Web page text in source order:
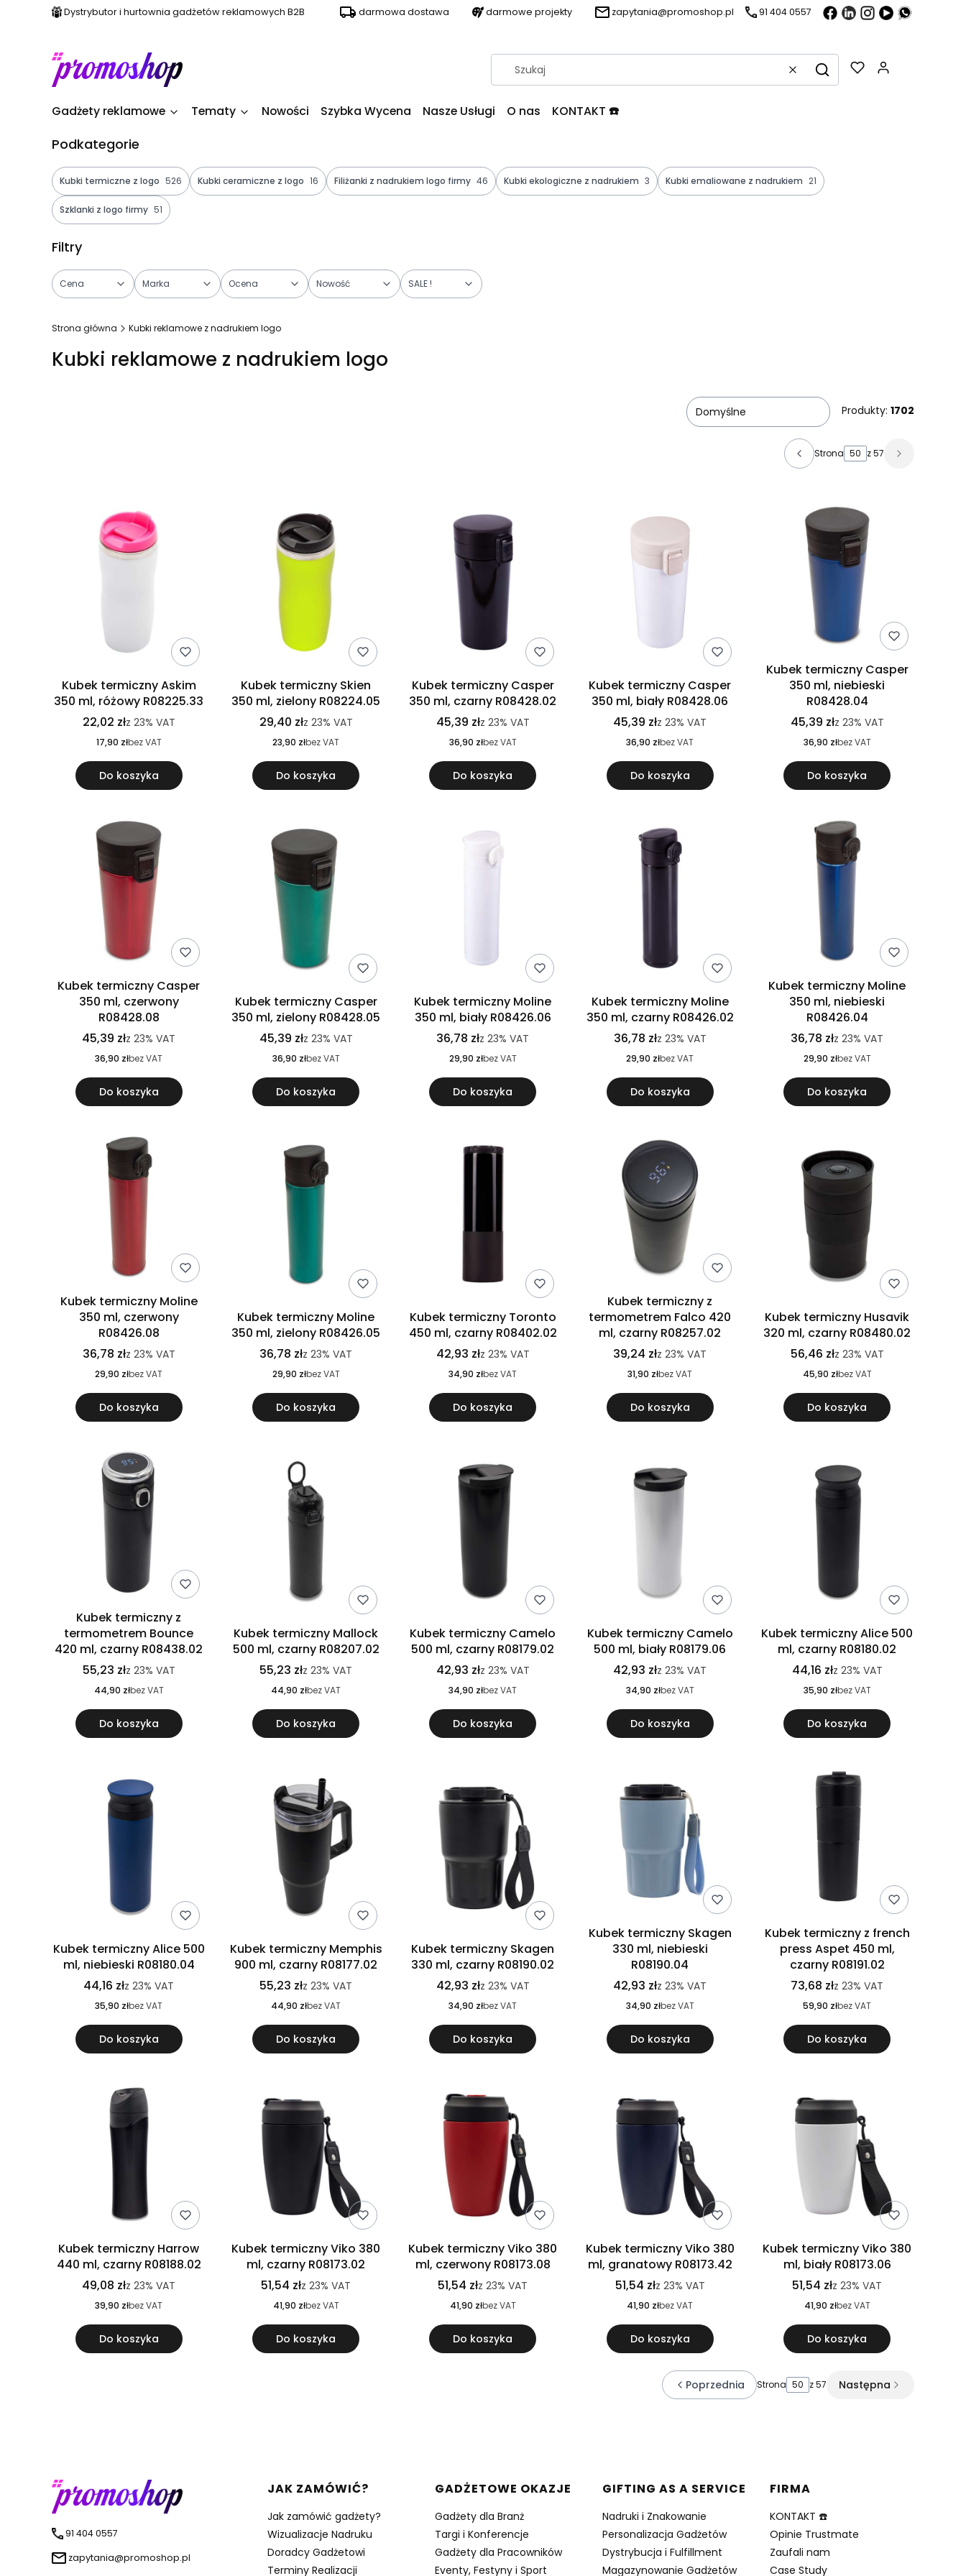
Dystrybutor i hurtownia gadżetów reklamowych B2B darmowa dostawa darmowe projekty zapytania@promoshop.pl 91 404 0557
WyczyśćSzukaj
Gadżety reklamowe Tematy Nowości Szybka Wycena Nasze Usługi O nas KONTAKT ☎️
Podkategorie
Kubki termiczne z logo 526 Kubki ceramiczne z logo 16 Filiżanki z nadrukiem logo firmy 46 Kubki ekologiczne z nadrukiem 3 Kubki emaliowane z nadrukiem 21
Szklanki z logo firmy 51
Filtry
Cena Marka Ocena Nowość SALE !
Strona główna Kubki reklamowe z nadrukiem logo
Kubki reklamowe z nadrukiem logo
Domyślne Produkty: 1702
Strona z 57
Kubek termiczny Askim
350 ml, różowy R08225.33
22,02 złz 23% VAT
17,90 złbez VAT
Do koszyka
Kubek termiczny Skien
350 ml, zielony R08224.05
29,40 złz 23% VAT
23,90 złbez VAT
Do koszyka
Kubek termiczny Casper
350 ml, czarny R08428.02
45,39 złz 23% VAT
36,90 złbez VAT
Do koszyka
Kubek termiczny Casper
350 ml, biały R08428.06
45,39 złz23% VAT
36,90 złbez VAT
Do koszyka
Kubek termiczny Casper
350 ml, niebieski
R08428.04
45,39 złz 23% VAT
36,90 złbez VAT
Do koszyka
Kubek termiczny Casper
350 ml, czerwony
R08428.08
45,39 złz23% VAT
36,90 złbez VAT
Do koszyka
Kubek termiczny Casper
350 ml, zielony R08428.05
45,39 złz 23% VAT
36,90 złbez VAT
Do koszyka
Kubek termiczny Moline
350 ml, biały R08426.06
36,78 złz23% VAT
29,90 złbez VAT
Do koszyka
Kubek termiczny Moline
350 ml, czarny R08426.02
36,78 złz 23% VAT
29,90 złbez VAT
Do koszyka
Kubek termiczny Moline
350 ml, niebieski
R08426.04
36,78 złz23% VAT
29,90 złbez VAT
Do koszyka
Kubek termiczny Moline
350 ml, czerwony
R08426.08
36,78 złz 23% VAT
29,90 złbez VAT
Do koszyka
Kubek termiczny Moline
350 ml, zielony R08426.05
36,78 złz23% VAT
29,90 złbez VAT
Do koszyka
Kubek termiczny Toronto
450 ml, czarny R08402.02
42,93 złz 23% VAT
34,90 złbez VAT
Do koszyka
Kubek termiczny z
termometrem Falco 420
ml, czarny R08257.02
39,24 złz23% VAT
31,90 złbez VAT
Do koszyka
Kubek termiczny Husavik
320 ml, czarny R08480.02
56,46 złz 23% VAT
45,90 złbez VAT
Do koszyka
Kubek termiczny z
termometrem Bounce
420 ml, czarny R08438.02
55,23 złz 23% VAT
44,90 złbez VAT
Do koszyka
Kubek termiczny Mallock
500 ml, czarny R08207.02
55,23 złz23% VAT
44,90 złbez VAT
Do koszyka
Kubek termiczny Camelo
500 ml, czarny R08179.02
42,93 złz 23% VAT
34,90 złbez VAT
Do koszyka
Kubek termiczny Camelo
500 ml, biały R08179.06
42,93 złz23% VAT
34,90 złbez VAT
Do koszyka
Kubek termiczny Alice 500
ml, czarny R08180.02
44,16 złz 23% VAT
35,90 złbez VAT
Do koszyka
Kubek termiczny Alice 500
ml, niebieski R08180.04
44,16 złz23% VAT
35,90 złbez VAT
Do koszyka
Kubek termiczny Memphis
900 ml, czarny R08177.02
55,23 złz23% VAT
44,90 złbez VAT
Do koszyka
Kubek termiczny Skagen
330 ml, czarny R08190.02
42,93 złz 23% VAT
34,90 złbez VAT
Do koszyka
Kubek termiczny Skagen
330 ml, niebieski
R08190.04
42,93 złz23% VAT
34,90 złbez VAT
Do koszyka
Kubek termiczny z french
press Aspet 450 ml,
czarny R08191.02
73,68 złz23% VAT
59,90 złbez VAT
Do koszyka
Kubek termiczny Harrow
440 ml, czarny R08188.02
49,08 złz23% VAT
39,90 złbez VAT
Do koszyka
Kubek termiczny Viko 380
ml, czarny R08173.02
51,54 złz23% VAT
41,90 złbez VAT
Do koszyka
Kubek termiczny Viko 380
ml, czerwony R08173.08
51,54 złz23% VAT
41,90 złbez VAT
Do koszyka
Kubek termiczny Viko 380
ml, granatowy R08173.42
51,54 złz 23% VAT
41,90 złbez VAT
Do koszyka
Kubek termiczny Viko 380
ml, biały R08173.06
51,54 złz23% VAT
41,90 złbez VAT
Do koszyka
Poprzednia Strona z 57 Następna
91 404 0557
zapytania@promoshop.pl
Linki w stopce
JAK ZAMÓWIĆ?
Jak zamówić gadżety?
Wizualizacje Nadruku
Doradcy Gadżetowi
Terminy Realizacji
GADŻETOWE OKAZJE
Gadżety dla Branż
Targi i Konferencje
Gadżety dla Pracowników
Eventy, Festyny i Sport
GIFTING AS A SERVICE
Nadruki i Znakowanie
Personalizacja Gadżetów
Dystrybucja i Fulfillment
Magazynowanie Gadżetów
FIRMA
KONTAKT ☎️
Opinie Trustmate
Zaufali nam
Case Study